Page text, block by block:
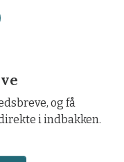
og få
i indbakken.